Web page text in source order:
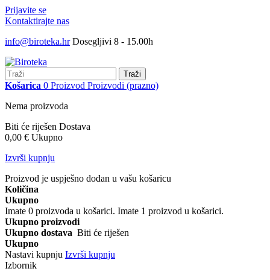
Prijavite se
Kontaktirajte nas
info@biroteka.hr Dosegljivi 8 - 15.00h
Traži
Košarica 0 Proizvod Proizvodi (prazno)
Nema proizvoda
Biti će riješen Dostava
0,00 € Ukupno
Izvrši kupnju
Proizvod je uspješno dodan u vašu košaricu
Količina
Ukupno
Imate 0 proizvoda u košarici. Imate 1 proizvod u košarici.
Ukupno proizvodi
Ukupno dostava Biti će riješen
Ukupno
Nastavi kupnju Izvrši kupnju
Izbornik